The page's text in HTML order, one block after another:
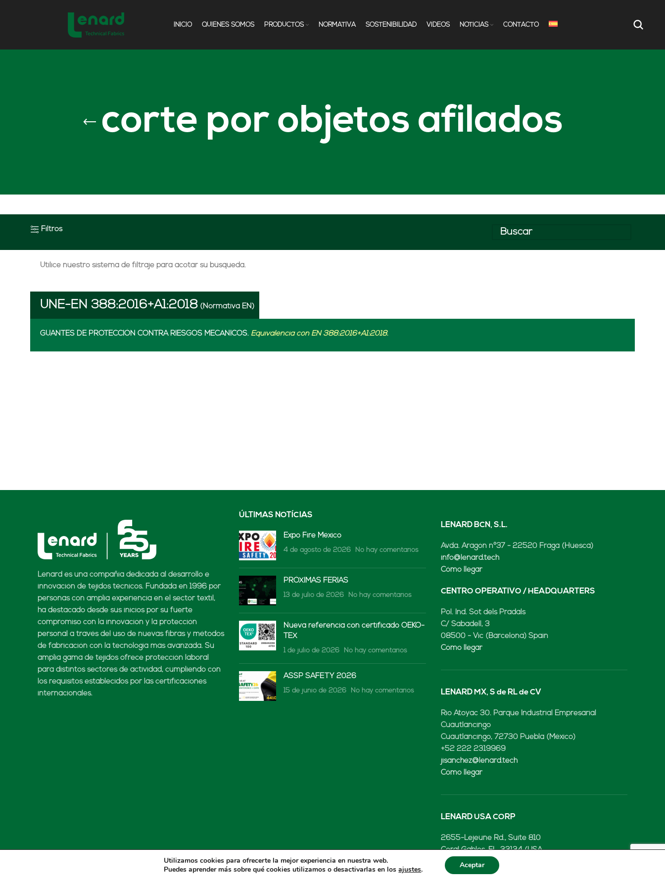
INICIO QUIÉNES SOMOS PRODUCTOS NORMATIVA SOSTENIBILIDAD VÍDEOS NOTÍCIAS CONTACTO
corte por objetos afilados
Filtros
Utilice nuestro sistema de filtraje para acotar su búsqueda.
UNE-EN 388:2016+A1:2018 (Normativa EN)
GUANTES DE PROTECCIÓN CONTRA RIESGOS MECÁNICOS. Equivalencia con EN 388:2016+A1:2018.
Lenard es una compañía dedicada al desarrollo e
innovación de tejidos técnicos. Fundada en 1996 por
personas con amplia experiencia en el sector textil,
ha destacado desde sus inicios por su fuerte
compromiso con la innovación y la protección
personal a través del uso de nuevas fibras y métodos
de fabricación con la tecnología más avanzada. Su
amplia gama de tejidos ofrece protección laboral
para distintos sectores de actividad, cumpliendo con
los requisitos establecidos por las certificaciones
internacionales.
ÚLTIMAS NOTÍCIAS
Expo Fire México
4 de agosto de 2026 No hay comentarios
PRÓXIMAS FERIAS
13 de julio de 2026 No hay comentarios
Nueva referencia con certificado OEKO-
TEX
1 de julio de 2026 No hay comentarios
ASSP SAFETY 2026
15 de junio de 2026 No hay comentarios
LENARD BCN, S.L.
Avda. Aragón nº37 - 22520 Fraga (Huesca)
info@lenard.tech
Cómo llegar
CENTRO OPERATIVO / HEADQUARTERS
Pol. Ind. Sot dels Pradals
C/ Sabadell, 3
08500 - Vic (Barcelona) Spain
Cómo llegar
LENARD MX, S de RL de CV
Rio Atoyac 30. Parque Industrial Empresarial
Cuautlancingo
Cuautlancingo, 72730 Puebla (México)
+52 222 2319969
jisanchez@lenard.tech
Cómo llegar
LENARD USA CORP
2655-Lejeune Rd., Suite 810
Coral Gables, FL. 33134 (USA
+52 222 2319969
fcastejon@lenard.tech
Utilizamos cookies para ofrecerte la mejor experiencia en nuestra web.
Puedes aprender más sobre qué cookies utilizamos o desactivarlas en losajustes. Aceptar